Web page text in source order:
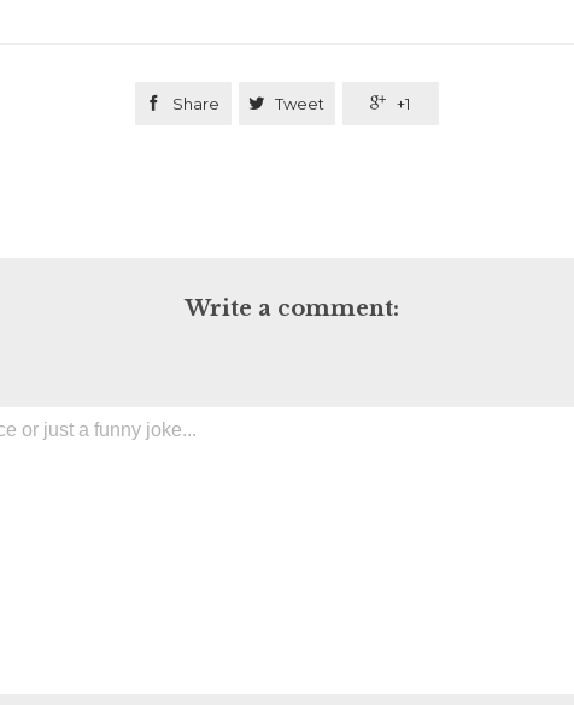
 Share  Tweet  +1
Write a comment: